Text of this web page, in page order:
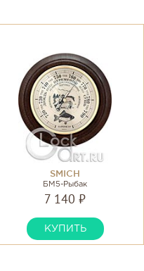
SMICH
БМ5-Рыбак
7 140 ₽
КУПИТЬ